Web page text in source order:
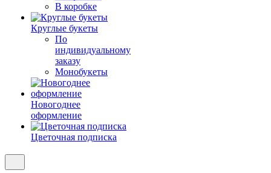
В коробке
Круглые букеты
По
индивидуальному
заказу
Монобукеты
Новогоднее
оформление
Цветочная подписка